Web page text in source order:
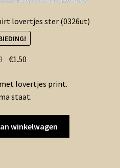
lovertjes ster (0326ut)
Oorspronkelijke
was:
€3.00.
€1.50
is:
€1.50.
lovertjes print.
staat.
winkelwagen